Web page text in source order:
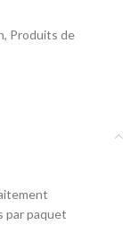
, Produits de
par paquet